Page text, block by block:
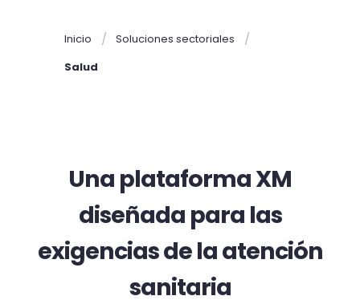
Inicio
Soluciones sectoriales
Salud
Una plataforma XM
diseñada para las
exigencias de la atención
sanitaria